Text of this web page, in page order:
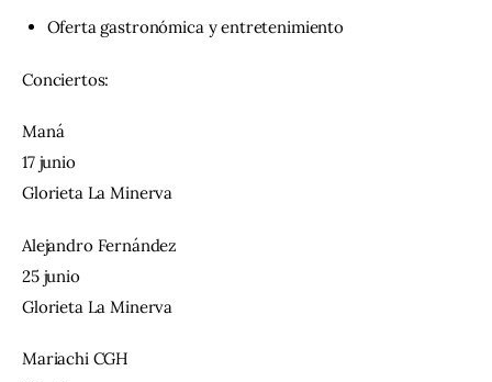
Oferta gastronómica y entretenimiento
Conciertos:
Maná
17 junio
Glorieta La Minerva
Alejandro Fernández
25 junio
Glorieta La Minerva
Mariachi CGH